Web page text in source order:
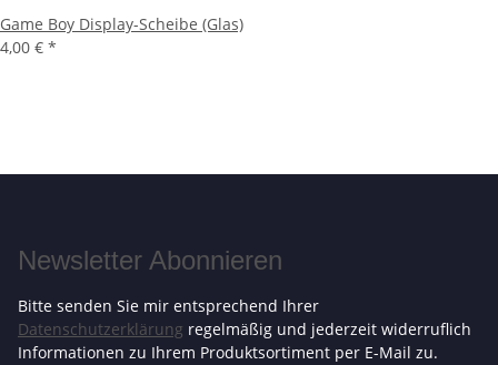
Game Boy Display-Scheibe (Glas)
4,00 € *
Newsletter Abonnieren
Bitte senden Sie mir entsprechend Ihrer
Datenschutzerklärung regelmäßig und jederzeit widerruflich
Informationen zu Ihrem Produktsortiment per E-Mail zu.